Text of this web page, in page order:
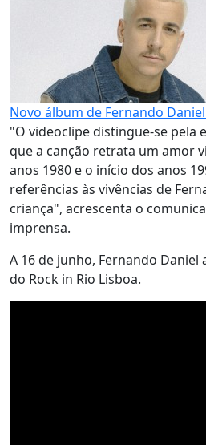
Novo álbum de Fernando
"O videoclipe distingue-se pela
que a canção retrata um amor
anos 1980 e o início dos anos
referências às vivências de
criança", acrescenta o
imprensa.
A 16 de junho, Fernando Daniel
do Rock in Rio Lisboa.